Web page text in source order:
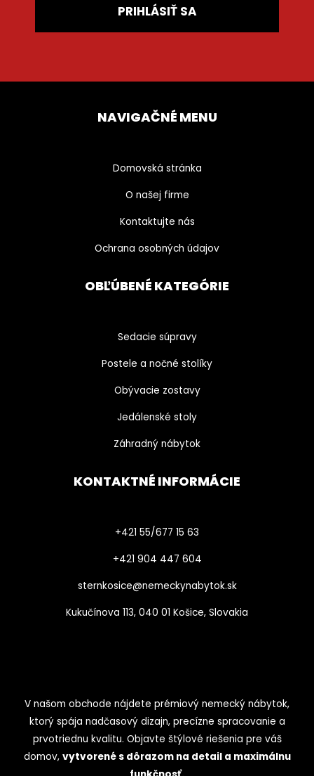
PRIHLÁSIŤ SA
NAVIGAČNÉ MENU
Domovská stránka
O našej firme
Kontaktujte nás
Ochrana osobných údajov
OBĽÚBENÉ KATEGÓRIE
Sedacie súpravy
Postele a nočné stolíky
Obývacie zostavy
Jedálenské stoly
Záhradný nábytok
KONTAKTNÉ INFORMÁCIE
+421 55/677 15 63
+421 904 447 604​
sternkosice@nemeckynabytok.sk
Kukučínova 113, 040 01 Košice, Slovakia
V našom obchode nájdete prémiový nemecký nábytok,
ktorý spája nadčasový dizajn, precízne spracovanie a
prvotriednu kvalitu. Objavte štýlové riešenia pre váš
domov, vytvorené s dôrazom na detail a maximálnu